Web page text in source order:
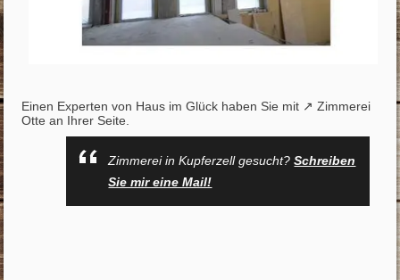
Einen Experten von Haus im Glück haben Sie mit ↗️ Zimmerei
Otte an Ihrer Seite.
Zimmerei in Kupferzell gesucht?Schreiben
Sie mir eine Mail!